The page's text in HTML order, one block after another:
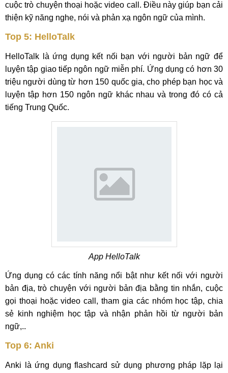
cuộc trò chuyện thoại hoặc video call. Điều này giúp bạn cải
thiện kỹ năng nghe, nói và phản xạ ngôn ngữ của mình.
Top 5: HelloTalk
HelloTalk là ứng dụng kết nối bạn với người bản ngữ để
luyện tập giao tiếp ngôn ngữ miễn phí. Ứng dụng có hơn 30
triệu người dùng từ hơn 150 quốc gia, cho phép bạn học và
luyện tập hơn 150 ngôn ngữ khác nhau và trong đó có cả
tiếng Trung Quốc.
App HelloTalk
Ứng dụng có các tính năng nổi bật như kết nối với người
bản địa, trò chuyện với người bản địa bằng tin nhắn, cuộc
gọi thoại hoặc video call, tham gia các nhóm học tập, chia
sẻ kinh nghiệm học tập và nhận phản hồi từ người bản
ngữ,..
Top 6: Anki
Anki là ứng dụng flashcard sử dụng phương pháp lặp lại